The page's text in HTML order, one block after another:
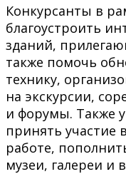
Конкурсанты в
благоустроить
зданий,
также помочь
технику,
на экскурсии,
и форумы. Также
принять
работе,
музеи, галереи и